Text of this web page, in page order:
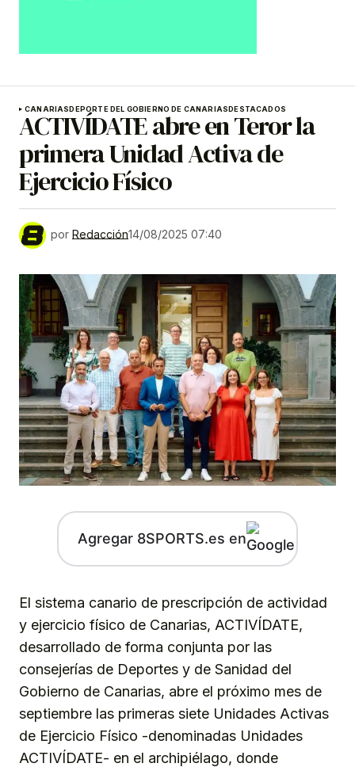
CANARIASDEPORTE DEL GOBIERNO DE CANARIASDESTACADOS
ACTIVÍDATE abre en Teror la
primera Unidad Activa de
Ejercicio Físico
por Redacción14/08/2025 07:40
Agregar 8SPORTS.es en
El sistema canario de prescripción de actividad
y ejercicio físico de Canarias, ACTIVÍDATE,
desarrollado de forma conjunta por las
consejerías de Deportes y de Sanidad del
Gobierno de Canarias, abre el próximo mes de
septiembre las primeras siete Unidades Activas
de Ejercicio Físico -denominadas Unidades
ACTIVÍDATE- en el archipiélago, donde